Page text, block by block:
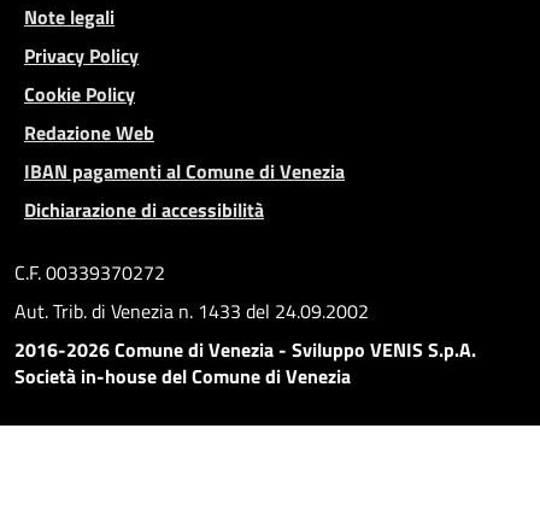
Note legali
Privacy Policy
Cookie Policy
Redazione Web
IBAN pagamenti al Comune di Venezia
Dichiarazione di accessibilità
C.F. 00339370272
Aut. Trib. di Venezia n. 1433 del 24.09.2002
2016-2026 Comune di Venezia - Sviluppo VENIS S.p.A.
Società in-house del Comune di Venezia